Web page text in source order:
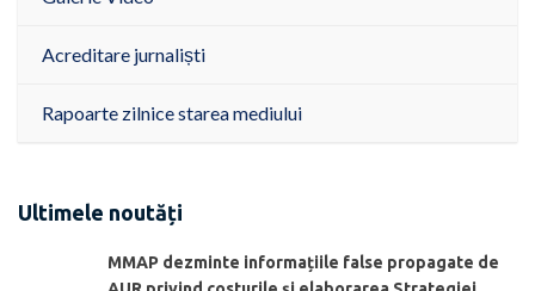
Acreditare jurnaliști
Rapoarte zilnice starea mediului
Ultimele noutăți
MMAP dezminte informațiile false propagate de